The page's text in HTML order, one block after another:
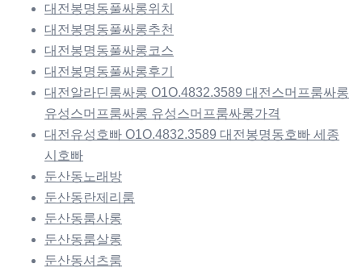
대전봉명동풀싸롱위치
대전봉명동풀싸롱추천
대전봉명동풀싸롱코스
대전봉명동풀싸롱후기
대전알라딘룸싸롱 O1O.4832.3589 대전스머프룸싸롱
유성스머프룸싸롱 유성스머프룸싸롱가격
대전유성호빠 O1O.4832.3589 대전봉명동호빠 세종
시호빠
둔산동노래방
둔산동란제리룸
둔산동룸사롱
둔산동룸살롱
둔산동셔츠룸